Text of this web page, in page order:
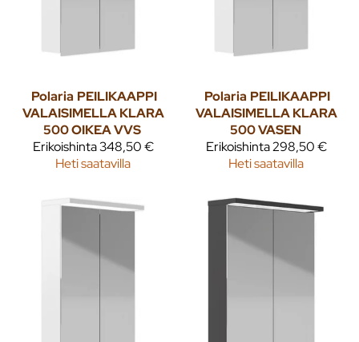
Polaria PEILIKAAPPI
VALAISIMELLA KLARA
500 OIKEA VVS
Erikoishinta348,50 €
Heti saatavilla
Polaria PEILIKAAPPI
VALAISIMELLA KLARA
500 VASEN
Erikoishinta298,50 €
Heti saatavilla